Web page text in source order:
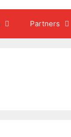
Partners